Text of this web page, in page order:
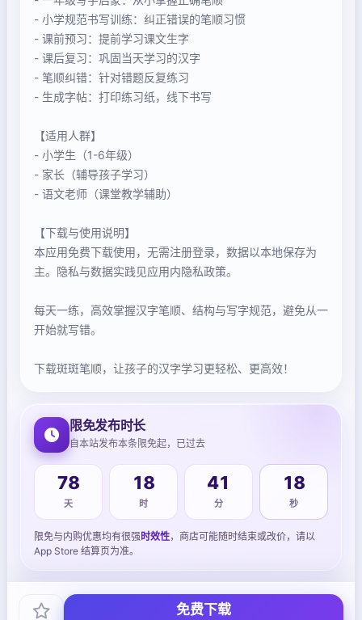
- 小学规范书写训练：纠正错误的笔顺习惯
- 课前预习：提前学习课文生字
- 课后复习：巩固当天学习的汉字
- 笔顺纠错：针对错题反复练习
- 生成字帖：打印练习纸，线下书写
【适用人群】
- 小学生（1-6年级）
- 家长（辅导孩子学习）
- 语文老师（课堂教学辅助）
【下载与使用说明】
本应用免费下载使用，无需注册登录，数据以本地保存为
主。隐私与数据实践见应用内隐私政策。
每天一练，高效掌握汉字笔顺、结构与写字规范，避免从一
开始就写错。
下载斑斑笔顺，让孩子的汉字学习更轻松、更高效！
限免发布时长
自本站发布本条限免起，已过去
78
天
18
时
41
分
19
秒
限免与内购优惠均有很强时效性，商店可能随时结束或改价，请以
App Store 结算页为准。
免费下载